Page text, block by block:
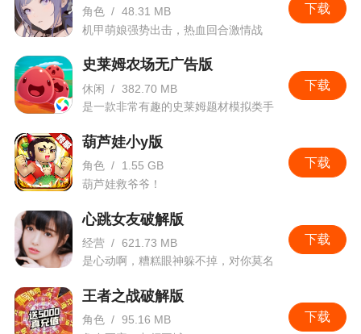
下载
角色 / 48.31 MB
机甲萌娘强势出击，热血回合激情战
下载
史莱姆农场无广告版
休闲 / 382.70 MB
是一款非常有趣的史莱姆题材模拟类手
下载
葫芦娃小y版
角色 /
1.55 GB
葫芦娃救爷爷！
下载
心跳女友破解版
经营 / 621.73 MB
是心动啊，糟糕眼神躲不掉，对你莫名
下载
王者之战破解版
角色 / 95.16 MB